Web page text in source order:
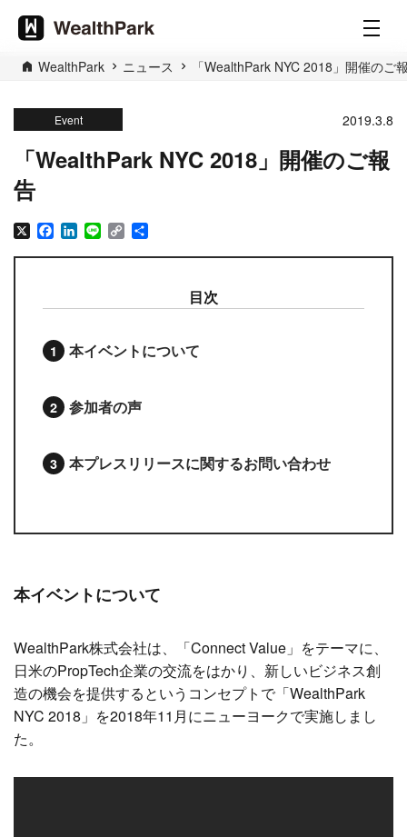
WealthPark ニュース 「WealthPark NYC 2018」開催のご
Event 2019.3.8
「WealthPark NYC 2018」開催のご報
告
X Facebook
LinkedIn
Line Copy
目次
本イベントについて
参加者の声
本プレスリリースに関するお問い合わせ
本イベントについて
WealthPark株式会社は、「Connect Value」をテーマに、
日米のPropTech企業の交流をはかり、新しいビジネス創
造の機会を提供するというコンセプトで「WealthPark
NYC 2018」を2018年11月にニューヨークで実施しまし
た。